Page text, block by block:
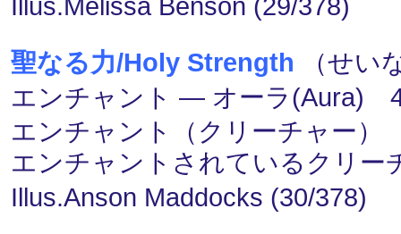
聖なる力/Holy Strength （せい
エンチャント ― オーラ(Aura)
エンチャント（クリーチャー）
エンチャントされているクリー
Illus.Anson Maddocks (30/378)